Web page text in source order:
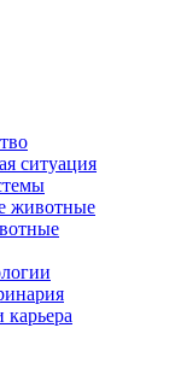
ситуация
животные
карьера